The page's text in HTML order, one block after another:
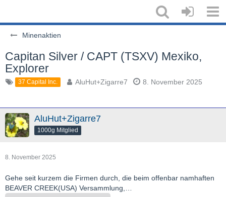
Minenaktien
Capitan Silver / CAPT (TSXV) Mexiko,
Explorer
37 Capital Inc. AluHut+Zigarre7 8. November 2025
AluHut+Zigarre7
1000g Mitglied
8. November 2025
Gehe seit kurzem die Firmen durch, die beim offenbar namhaften
BEAVER CREEK(USA) Versammlung,…